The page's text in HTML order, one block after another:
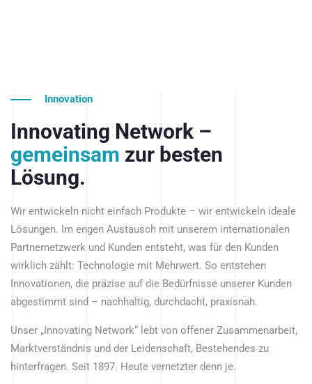
Innovation
Innovating Network –
gemeinsam zur besten
Lösung.
Wir entwickeln nicht einfach Produkte – wir entwickeln ideale
Lösungen. Im engen Austausch mit unserem internationalen
Partnernetzwerk und Kunden entsteht, was für den Kunden
wirklich zählt: Technologie mit Mehrwert. So entstehen
Innovationen, die präzise auf die Bedürfnisse unserer Kunden
abgestimmt sind – nachhaltig, durchdacht, praxisnah.
Unser „Innovating Network“ lebt von offener Zusammenarbeit,
Marktverständnis und der Leidenschaft, Bestehendes zu
hinterfragen. Seit 1897. Heute vernetzter denn je.